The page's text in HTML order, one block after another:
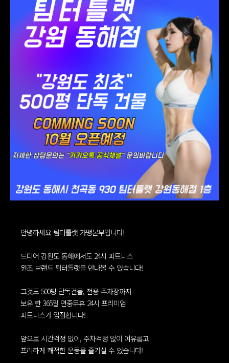
안녕하세요 팀터틀랫 가맹본부입니다!
드디어 강원도 동해에서도 24시 피트니스
원조 브랜드 팀터틀랫을 만나볼 수 있습니다!
그것도 500평 단독건물, 전용 주차장까지
보유 한 365일 연중무휴 24시 프리미엄
피트니스가 입점합니다!
앞으로 시간걱정 없이, 주차걱정 없이 여유롭고
프리하게 쾌적한 운동을 즐기실 수 있습니다!